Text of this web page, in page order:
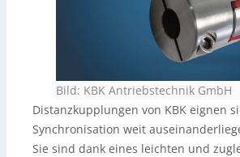
Bild: KBK Antriebstechnik GmbH
Distanzkupplungen von KBK eignen
Synchronisation weit
Sie sind dank eines leichten und